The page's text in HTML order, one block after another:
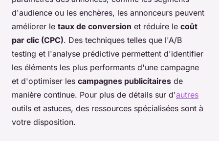
d'audience ou les enchères, les annonceurs peuvent
améliorer le taux de conversion et réduire le coût
par clic (CPC). Des techniques telles que l'A/B
testing et l'analyse prédictive permettent d'identifier
les éléments les plus performants d'une campagne
et d'optimiser les campagnes publicitaires de
manière continue. Pour plus de détails sur d'autres
outils et astuces, des ressources spécialisées sont à
votre disposition.